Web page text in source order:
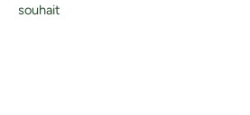
souhait